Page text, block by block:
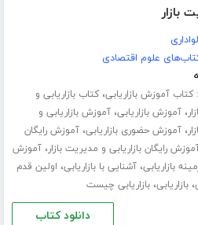
بازار
علوم اقتصادی
کتاب آموزش بازاریابی،کتاب بازاریابی و
،آموزش بازاریابی،آموزش بازاریابی و
،آموزش حضوری بازاریابی،آموزش رایگان
رایگان بازاریابی و مدیریت بازار،آموزش
بازاریابی،آشنایی با بازاریابی، اولین قدم
،بازاریابی،بازاریابی چیست
دانلود کتاب